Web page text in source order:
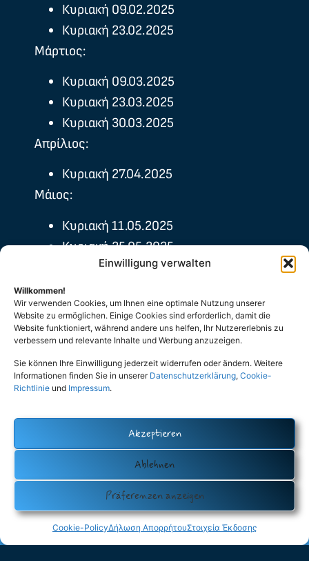
Einwilligung verwalten
Willkommen!
Wir verwenden Cookies, um Ihnen eine optimale Nutzung unserer
Website zu ermöglichen. Einige Cookies sind erforderlich, damit die
Website funktioniert, während andere uns helfen, Ihr Nutzererlebnis zu
verbessern und relevante Inhalte und Werbung anzuzeigen.
Sie können Ihre Einwilligung jederzeit widerrufen oder ändern. Weitere
Informationen finden Sie in unserer Datenschutzerklärung, Cookie-
Richtlinie und Impressum.
Akzeptieren
Ablehnen
Präferenzen anzeigen
Cookie-PolicyΔήλωση ΑπορρήτουΣτοιχεία Έκδοσης
Κυριακή 09.02.2025
Κυριακή 23.02.2025
Μάρτιος:
Κυριακή 09.03.2025
Κυριακή 23.03.2025
Κυριακή 30.03.2025
Απρίλιος:
Κυριακή 27.04.2025
Μάιος:
Κυριακή 11.05.2025
Κυριακή 25.05.2025